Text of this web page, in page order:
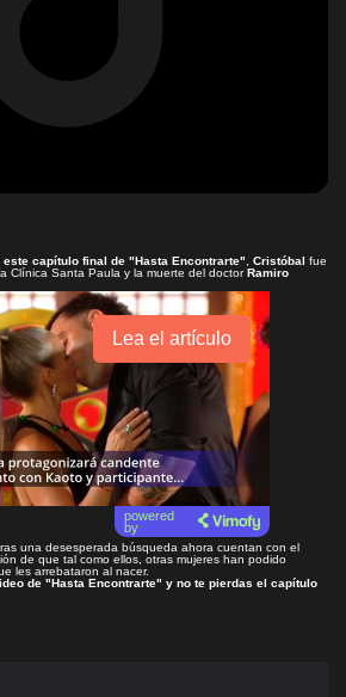
este capítulo final de "Hasta Encontrarte" Cristóbal fue
Clínica Santa Paula y la muerte del doctorRamiro
Lea el artículo
powered
by
tras una desesperada búsqueda ahora cuentan con el
de que tal como ellos, otras mujeres han podido
les arrebataron al nacer.
de "Hasta Encontrarte" y no te pierdas el capítulo